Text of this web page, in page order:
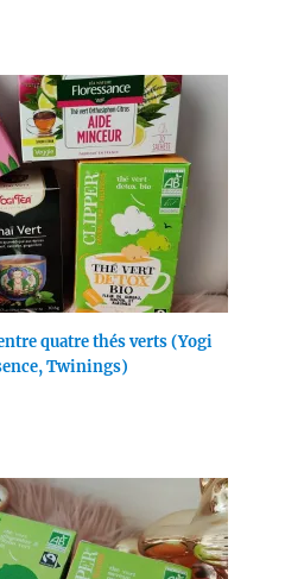
quatre thés verts (Yogi
Twinings)